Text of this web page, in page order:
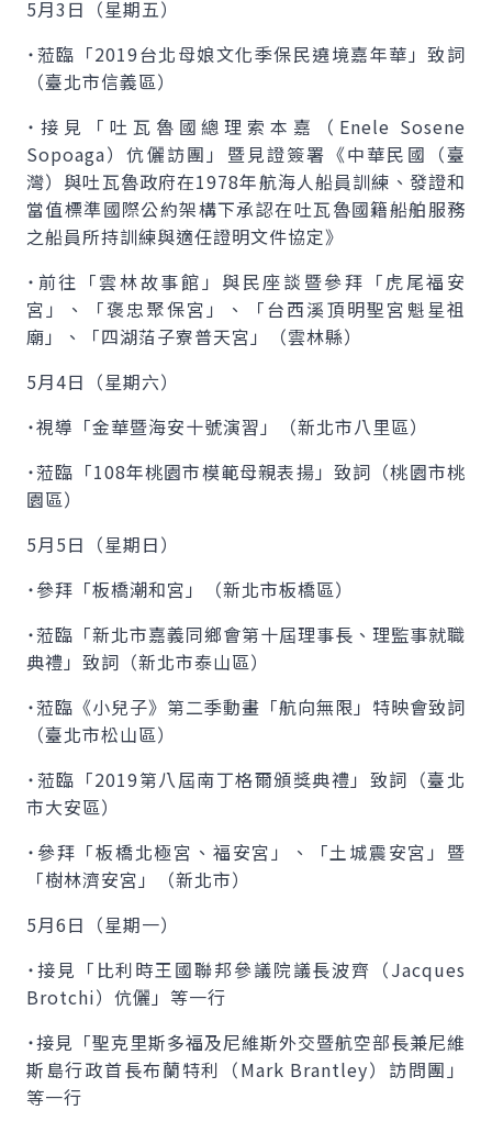
5月3日（星期五）
˙蒞臨「2019台北母娘文化季保民遶境嘉年華」致詞
（臺北市信義區）
˙接見「吐瓦魯國總理索本嘉（ Enele Sosene
Sopoaga）伉儷訪團」暨見證簽署《中華民國（臺
灣）與吐瓦魯政府在1978年航海人船員訓練、發證和
當值標準國際公約架構下承認在吐瓦魯國籍船舶服務
之船員所持訓練與適任證明文件協定》
˙前往「雲林故事館」與民座談暨參拜「虎尾福安
宮」、「褒忠聚保宮」、「台西溪頂明聖宮魁星祖
廟」、「四湖萡子寮普天宮」（雲林縣）
5月4日（星期六）
˙視導「金華暨海安十號演習」（新北市八里區）
˙蒞臨「108年桃園市模範母親表揚」致詞（桃園市桃
園區）
5月5日（星期日）
˙參拜「板橋潮和宮」（新北市板橋區）
˙蒞臨「新北市嘉義同鄉會第十屆理事長、理監事就職
典禮」致詞（新北市泰山區）
˙蒞臨《小兒子》第二季動畫「航向無限」特映會致詞
（臺北市松山區）
˙蒞臨「2019第八屆南丁格爾頒獎典禮」致詞（臺北
市大安區）
˙參拜「板橋北極宮、福安宮」、「土城震安宮」暨
「樹林濟安宮」（新北市）
5月6日（星期一）
˙接見「比利時王國聯邦參議院議長波齊（Jacques
Brotchi）伉儷」等一行
˙接見「聖克里斯多福及尼維斯外交暨航空部長兼尼維
斯島行政首長布蘭特利（Mark Brantley）訪問團」
等一行